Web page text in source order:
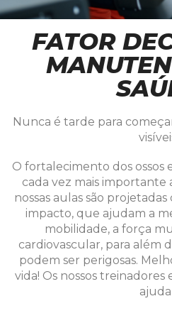
FATOR
Nunca é tarde para
O fortalecimento dos ossos
cada vez mais importante
nossas aulas são
impacto, que ajudam a
mobilidade, a força
cardiovascular, para além
podem ser perigosas.
vida! Os nossos treinadores